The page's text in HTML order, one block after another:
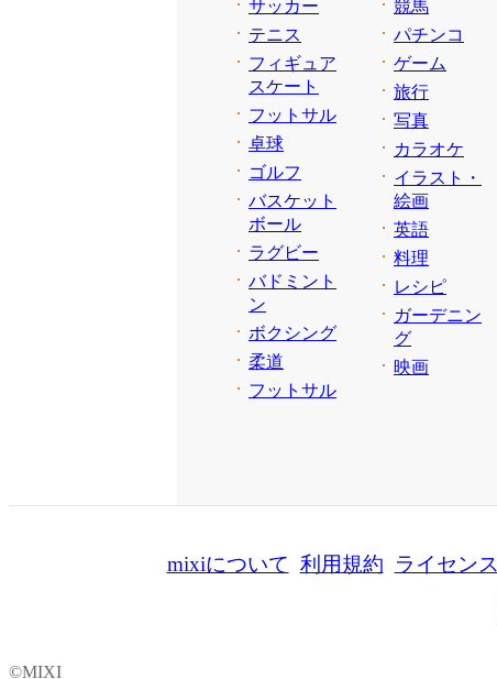
サッカー
テニス
フィギュア
スケート
フットサル
卓球
ゴルフ
バスケット
ボール
ラグビー
バドミント
ン
ボクシング
柔道
フットサル
競馬
パチンコ
ゲーム
旅行
写真
カラオケ
イラスト・
絵画
英語
料理
レシピ
ガーデニン
グ
映画
mixiについて 利用規約 ライセンス
©MIXI